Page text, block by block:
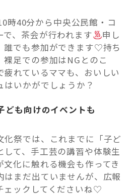
時40分から中央公民館・コ
で、茶会が行われます
申し
誰でも参加ができます♡持ち
足での参加はNGとのこ
疲れているママも、おいしい
はいかがでしょうか？
ども向けのイベントも
化祭では、これまでに「子ど
して、手工芸の講習や体験生
化に触れる機会も作ってき
はまだ出ていませんが、広報
ェックしてくださいね♡